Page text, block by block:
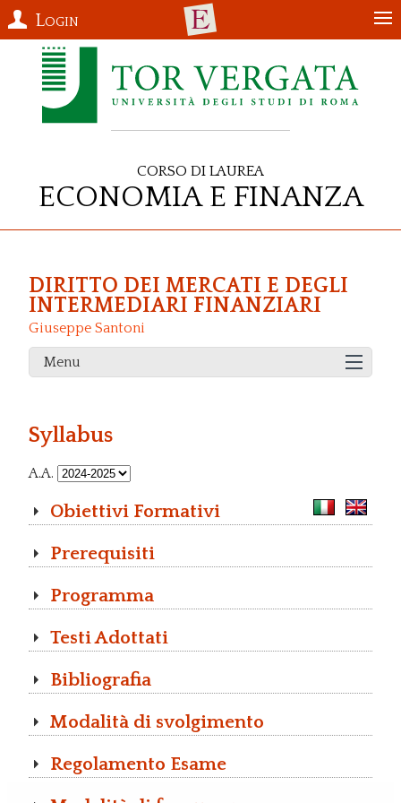
Login
Corso di Laurea
Economia e Finanza
DIRITTO DEI MERCATI E DEGLI
INTERMEDIARI FINANZIARI
Giuseppe Santoni
Menu
Syllabus
A.A.
Obiettivi Formativi
Prerequisiti
Programma
Testi Adottati
Bibliografia
Modalità di svolgimento
Regolamento Esame